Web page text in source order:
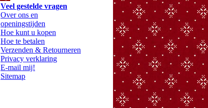
Veel gestelde vragen
Over ons en
openingstijden
Hoe kunt u kopen
Hoe te betalen
Verzenden & Retourneren
Privacy verklaring
E-mail mij!
Sitemap